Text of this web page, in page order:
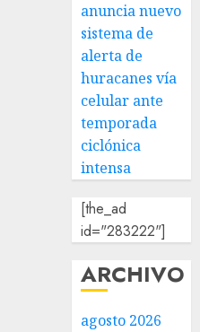
anuncia nuevo
sistema de
alerta de
huracanes vía
celular ante
temporada
ciclónica
intensa
[the_ad
id="283222"]
ARCHIVO
agosto 2026